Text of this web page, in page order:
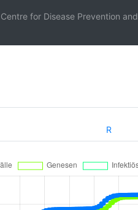
for Disease Prevention and
R